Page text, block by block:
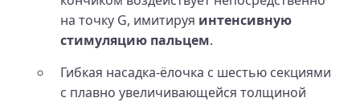
на точку G, имитируя интенсивную
стимуляцию пальцем.
Гибкая насадка-ёлочка с шестью секциями
с плавно увеличивающейся толщиной